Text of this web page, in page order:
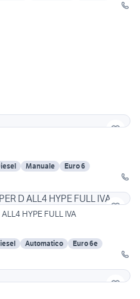
Manuale
Euro 6
HYPE FULL IVA
Automatico
Euro 6e